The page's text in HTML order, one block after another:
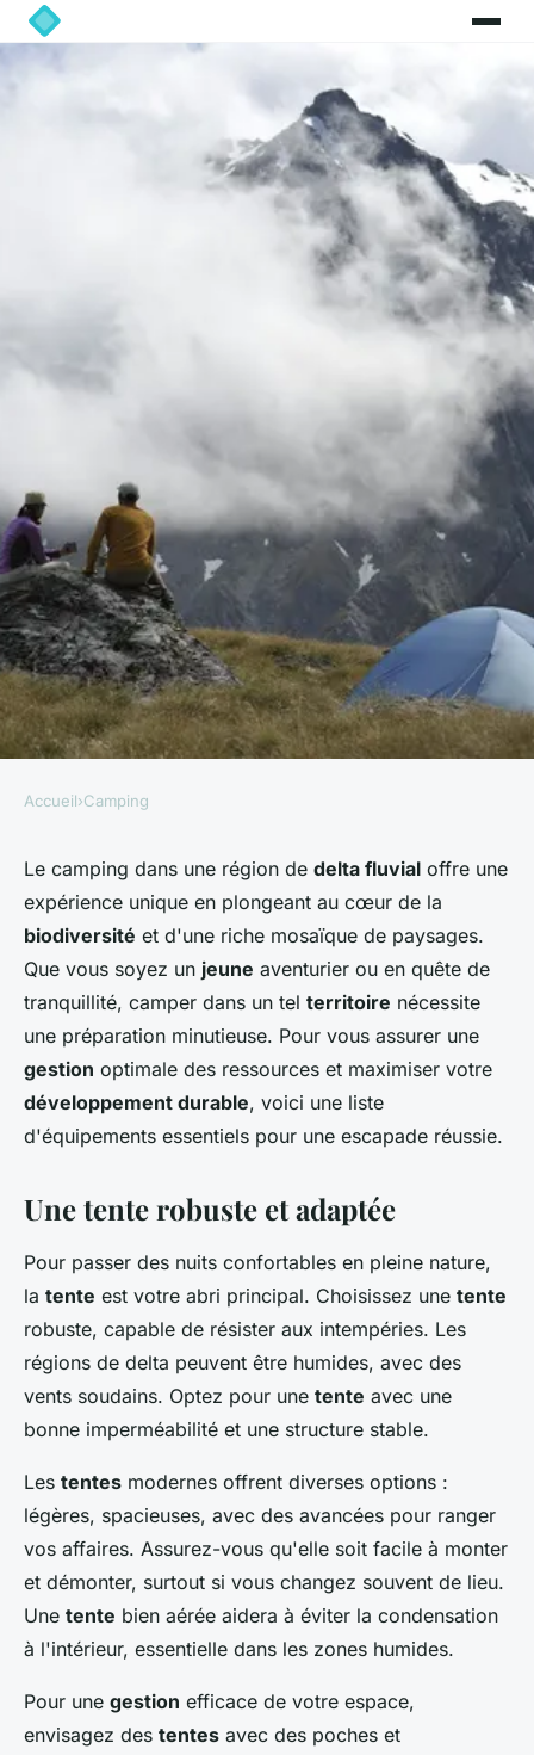
CAMPING
Quels sont les équipements
indispensables pour un
camping en région de delta
fluvial?
aurèle• 5 août 2024•5 min de lecture
Accueil›Camping
Le camping dans une région de delta fluvial offre une
expérience unique en plongeant au cœur de la
biodiversité et d'une riche mosaïque de paysages.
Que vous soyez un jeune aventurier ou en quête de
tranquillité, camper dans un tel territoire nécessite
une préparation minutieuse. Pour vous assurer une
gestion optimale des ressources et maximiser votre
développement durable, voici une liste
d'équipements essentiels pour une escapade réussie.
Une tente robuste et adaptée
Pour passer des nuits confortables en pleine nature,
la tente est votre abri principal. Choisissez une tente
robuste, capable de résister aux intempéries. Les
régions de delta peuvent être humides, avec des
vents soudains. Optez pour une tente avec une
bonne imperméabilité et une structure stable.
Les tentes modernes offrent diverses options :
légères, spacieuses, avec des avancées pour ranger
vos affaires. Assurez-vous qu'elle soit facile à monter
et démonter, surtout si vous changez souvent de lieu.
Une tente bien aérée aidera à éviter la condensation
à l'intérieur, essentielle dans les zones humides.
Pour une gestion efficace de votre espace,
envisagez des tentes avec des poches et